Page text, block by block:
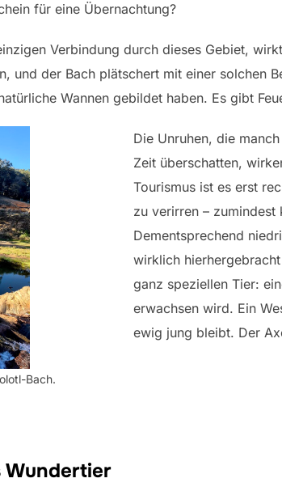
für eine Übernachtung?
Verbindung durch dieses Gebiet,
und der Bach plätschert mit einer solchen
Wannen gebildet haben. Es gibt
Bach.
Die Unruhen, die
Zeit überschatten,
Tourismus ist es erst
zu verirren – zumindest
Dementsprechend
wirklich
ganz speziellen Tier:
erwachsen wird. Ein
ewig jung bleibt. Der
Wundertier